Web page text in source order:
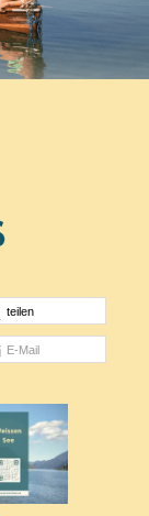
teilen
E-Mail